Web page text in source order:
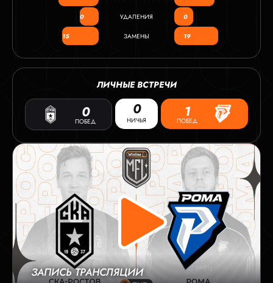
0 УДАЛЕНИЯ 0
15 ЗАМЕНЫ 19
ЛИЧНЫЕ ВСТРЕЧИ
0
ПОБЕД
0
НИЧЬЯ 1
ПОБЕД
ЗАПИСЬ ТРАНСЛЯЦИИ